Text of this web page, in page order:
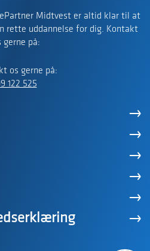
Midtvest er altid klar til at
rette uddannelse for dig. Kontakt
gerne på:
os gerne på:
122 525